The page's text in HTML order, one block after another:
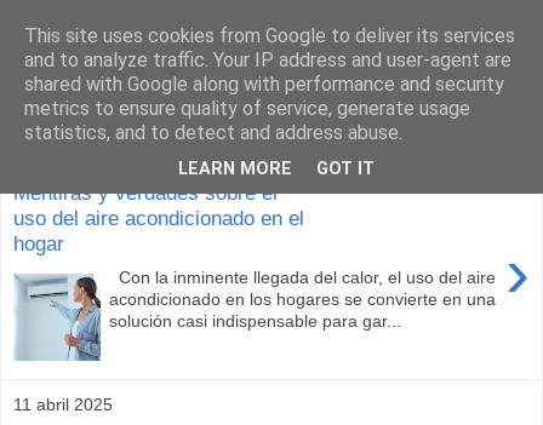
Construcción sostenible
Mentiras y verdades sobre el
uso del aire acondicionado en el
hogar
›
Con la inminente llegada del calor, el uso del aire
acondicionado en los hogares se convierte en una
solución casi indispensable para gar...
11 abril 2025
This site uses cookies from Google to deliver its services
and to analyze traffic. Your IP address and user-agent are
shared with Google along with performance and security
metrics to ensure quality of service, generate usage
statistics, and to detect and address abuse.
LEARN MORE GOT IT